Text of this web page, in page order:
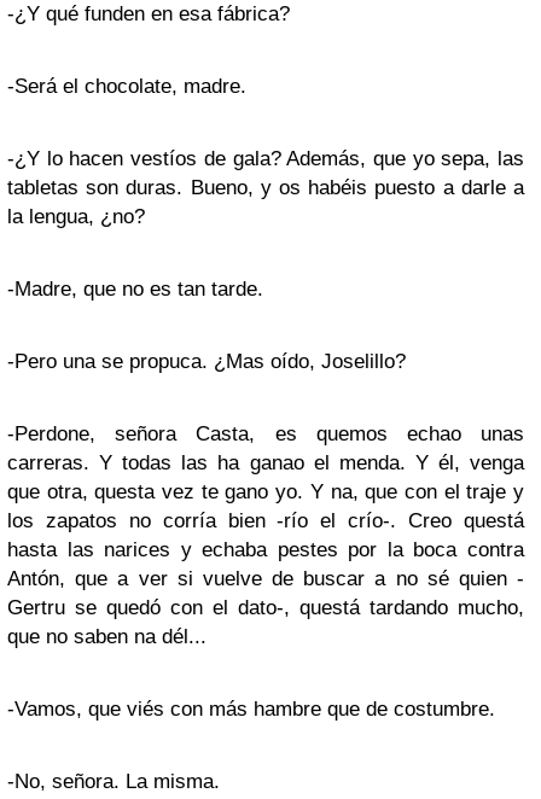
-¿Y qué funden en esa fábrica?
-Será el chocolate, madre.
-¿Y lo hacen vestíos de gala? Además, que yo sepa, las
tabletas son duras. Bueno, y os habéis puesto a darle a
la lengua, ¿no?
-Madre, que no es tan tarde.
-Pero una se propuca. ¿Mas oído, Joselillo?
-Perdone, señora Casta, es quemos echao unas
carreras. Y todas las ha ganao el menda. Y él, venga
que otra, questa vez te gano yo. Y na, que con el traje y
los zapatos no corría bien -río el crío-. Creo questá
hasta las narices y echaba pestes por la boca contra
Antón, que a ver si vuelve de buscar a no sé quien -
Gertru se quedó con el dato-, questá tardando mucho,
que no saben na dél...
-Vamos, que viés con más hambre que de costumbre.
-No, señora. La misma.